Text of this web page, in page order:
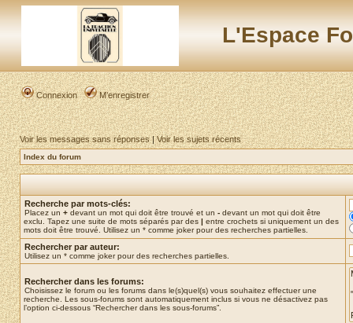
L'Espace
Connexion M’enregistrer
Voir les messages sans réponses|Voir les sujets récents
Index du forum
Recherche par mots-clés:
Placez un + devant un mot qui doit être trouvé et un - devant un mot qui doit être
exclu. Tapez une suite de mots séparés par des | entre crochets si uniquement un des
mots doit être trouvé. Utilisez un * comme joker pour des recherches partielles.
Rechercher par auteur:
Utilisez un * comme joker pour des recherches partielles.
Rechercher dans les forums:
Choisissez le forum ou les forums dans le(s)quel(s) vous souhaitez effectuer une
recherche. Les sous-forums sont automatiquement inclus si vous ne désactivez pas
l’option ci-dessous “Rechercher dans les sous-forums”.